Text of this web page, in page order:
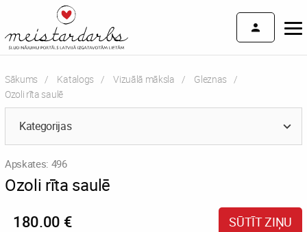
Sākums Katalogs Vizuālā māksla
Gleznas
Current:
Ozoli rīta saulē
Kategorijas
Apskates: 496
Ozoli rīta saulē
180.00 € SŪTĪT ZIŅU